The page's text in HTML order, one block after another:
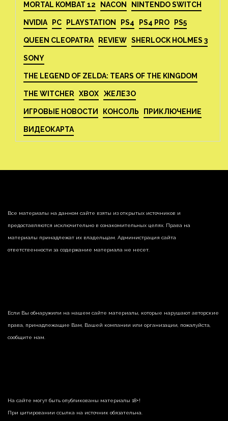
MORTAL KOMBAT 12 NACON NINTENDO SWITCH
NVIDIA PC PLAYSTATION PS4 PS4 PRO PS5
QUEEN CLEOPATRA REVIEW SHERLOCK HOLMES 3
SONY
THE LEGEND OF ZELDA: TEARS OF THE KINGDOM
THE WITCHER XBOX ЖЕЛЕЗО
ИГРОВЫЕ НОВОСТИ КОНСОЛЬ ПРИКЛЮЧЕНИЕ
ВИДЕОКАРТА
Все материалы на данном сайте взяты из открытых источников и
предоставляются исключительно в ознакомительных целях. Права на
материалы принадлежат их владельцам. Администрация сайта
ответственности за содержание материала не несет.
Если Вы обнаружили на нашем сайте материалы, которые нарушают авторские
права, принадлежащие Вам, Вашей компании или организации, пожалуйста,
сообщите нам.
На сайте могут быть опубликованы материалы 18+!
При цитировании ссылка на источник обязательна.